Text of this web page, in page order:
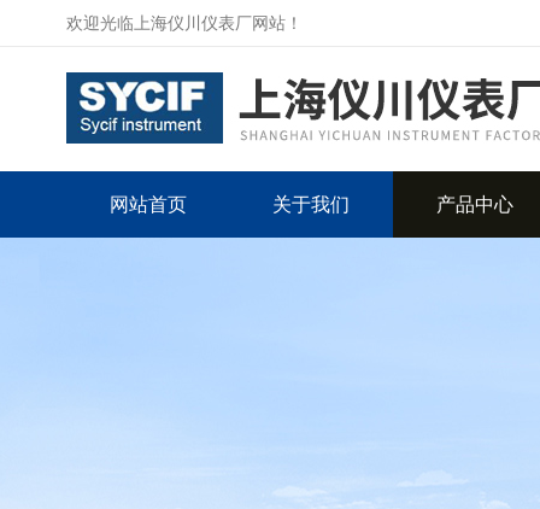
欢迎光临上海仪川仪表厂网站！
网站首页 关于我们 产品中心